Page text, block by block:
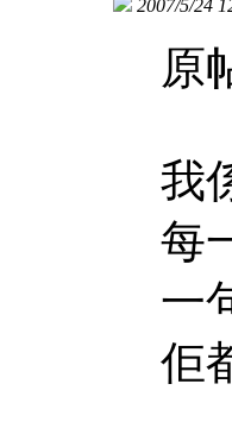
2007/5/24
原
我
每
一
佢